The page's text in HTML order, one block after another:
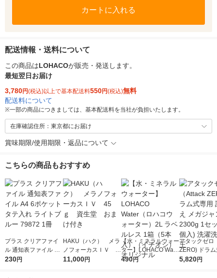
カートに入れる
配送情報・送料について
この商品はLOHACOが販売・発送します。
最短翌日お届け
3,780円(税込)以上で基本配送料550円(税込)無料
配送料について
※一部の商品につきましては、基本配送料を当社が負担いたします。
在庫確認住所：東京都にお届け
賞味期限/使用期限・返品について
こちらの商品もおすすめ
プラス クリアファイ
ル 通知表ファイル A4
6ポケット タテ入れ
230円
HAKU（ハク） メラ
ノフォーカスＩＶ 4
5ｇ 資生堂 おまけ
11,000円
【水・ミネラルウォー
ター】LOHACO Wate
r（ロハコウォータ
490円
アタックゼロ
ZERO) ドラ
詰め替え メガ
5,820円